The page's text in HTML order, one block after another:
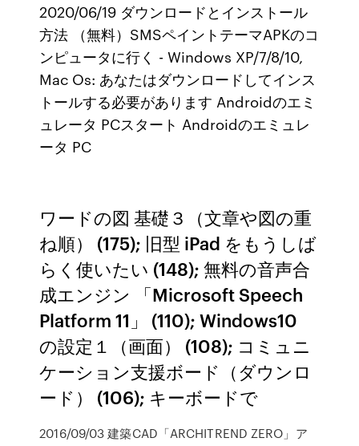
2020/06/19 ダウンロードとインストール
方法 （無料）SMSペイントテーマAPKのコ
ンピュータに行く - Windows XP/7/8/10,
Mac Os: あなたはダウンロードしてインス
トールする必要があります Androidのエミ
ュレータ PCスタート Androidのエミュレ
ータ PC
ワードの図 基礎３（文章や図の重
ね順） (175); 旧型 iPad をもうしば
らく使いたい (148); 無料の音声合
成エンジン 「Microsoft Speech
Platform 11」 (110); Windows10
の設定１（画面） (108); コミュニ
ケーション支援ボード（ダウンロ
ード） (106); キーボードで
2016/09/03 建築CAD「ARCHITREND ZERO」ア